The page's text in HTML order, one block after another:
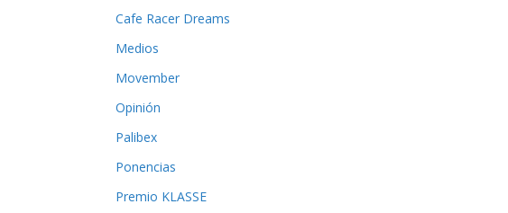
Cafe Racer Dreams
Medios
Movember
Opinión
Palibex
Ponencias
Premio KLASSE